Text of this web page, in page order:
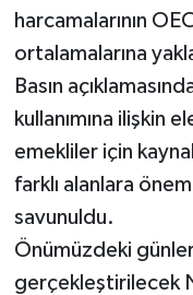
harcamalarının
ortalamalarına
Basın
kullanımına ilişkin
emekliler için
farklı alanlara
savunuldu.
Önümüzdeki
gerçekleştirilecek